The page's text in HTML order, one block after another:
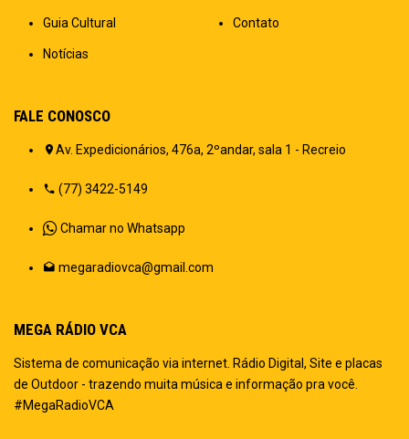
Guia Cultural
Notícias
Contato
FALE CONOSCO
Av. Expedicionários, 476a, 2ºandar, sala 1 - Recreio
(77) 3422-5149
Chamar no Whatsapp
megaradiovca@gmail.com
MEGA RÁDIO VCA
Sistema de comunicação via internet. Rádio Digital, Site e placas
de Outdoor - trazendo muita música e informação pra você.
#MegaRadioVCA